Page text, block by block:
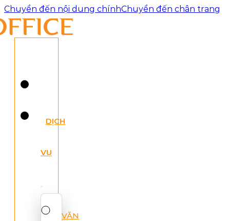
Chuyển đến nội dung chínhChuyển đến chân trang
DỊCH
VỤ
VĂN